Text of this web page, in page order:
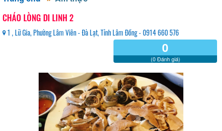
CHÁO LÒNG DI LINH 2
1 , Lữ Gia, Phường Lâm Viên - Đà Lạt, Tỉnh Lâm Đồng - 0914 660 576
0
(0 Đánh giá)